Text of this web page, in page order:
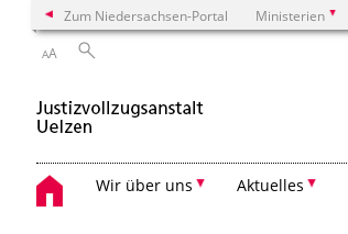
Zum Niedersachsen-Portal Ministerien
AA
Wir über uns Aktuelles